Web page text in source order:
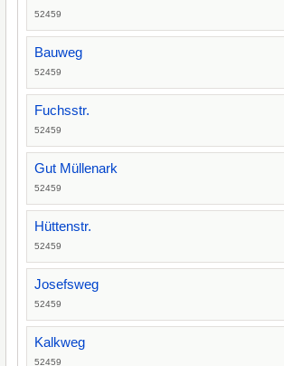
52459
Bauweg
52459
Fuchsstr.
52459
Gut Müllenark
52459
Hüttenstr.
52459
Josefsweg
52459
Kalkweg
52459